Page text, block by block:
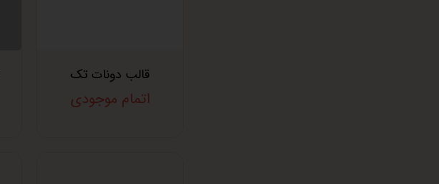
قالب دونات تک
اتمام موجودی